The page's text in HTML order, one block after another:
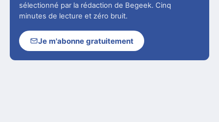
sélectionné par la rédaction de Begeek. Cinq
minutes de lecture et zéro bruit.
Je m'abonne gratuitement